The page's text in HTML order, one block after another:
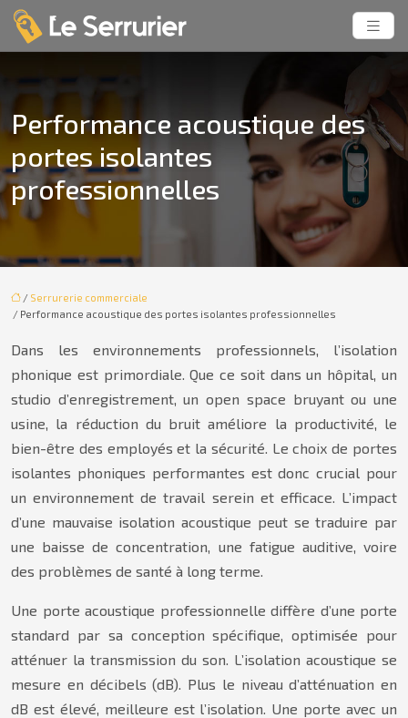
Performance acoustique des
portes isolantes
professionnelles
/ Serrurerie commerciale
/ Performance acoustique des portes isolantes professionnelles
Dans les environnements professionnels, l’isolation
phonique est primordiale. Que ce soit dans un hôpital, un
studio d’enregistrement, un open space bruyant ou une
usine, la réduction du bruit améliore la productivité, le
bien-être des employés et la sécurité. Le choix de portes
isolantes phoniques performantes est donc crucial pour
un environnement de travail serein et efficace. L’impact
d’une mauvaise isolation acoustique peut se traduire par
une baisse de concentration, une fatigue auditive, voire
des problèmes de santé à long terme.
Une porte acoustique professionnelle diffère d’une porte
standard par sa conception spécifique, optimisée pour
atténuer la transmission du son. L’isolation acoustique se
mesure en décibels (dB). Plus le niveau d’atténuation en
dB est élevé, meilleure est l’isolation. Une porte avec un